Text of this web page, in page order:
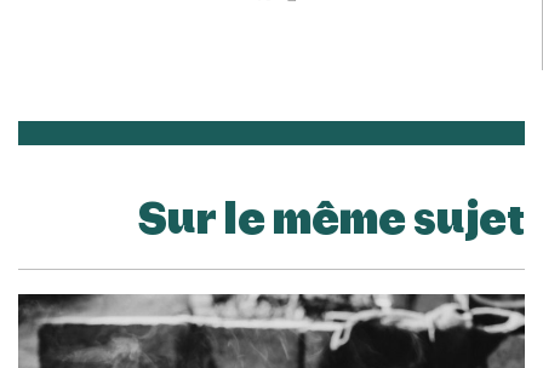
Sur le même sujet